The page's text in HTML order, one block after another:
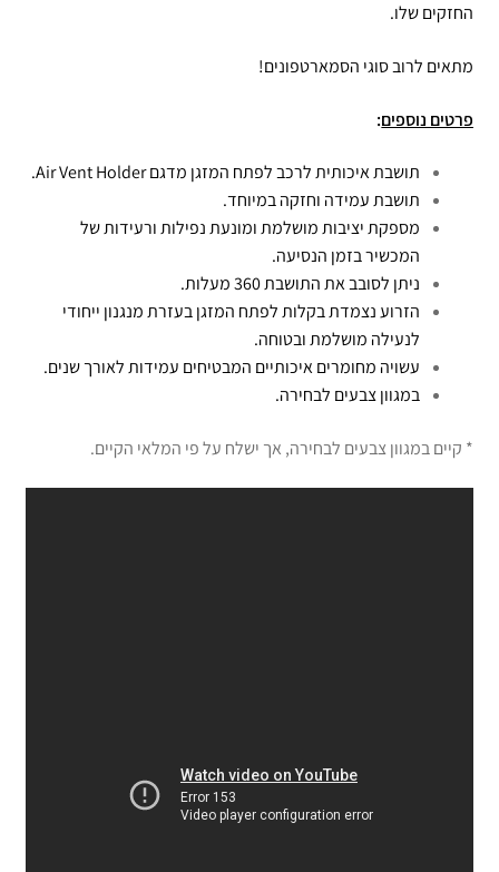
החזקים שלו.
מתאים לרוב סוגי הסמארטפונים!
פרטים נוספים:
תושבת איכותית לרכב לפתח המזגן מדגם Air Vent Holder.
תושבת עמידה וחזקה במיוחד.
מספקת יציבות מושלמת ומונעת נפילות ורעידות של
המכשיר בזמן הנסיעה.
ניתן לסובב את התושבת 360 מעלות.
הזרוע נצמדת בקלות לפתח המזגן בעזרת מנגנון ייחודי
לנעילה מושלמת ובטוחה.
עשויה מחומרים איכותיים המבטיחים עמידות לאורך שנים.
במגוון צבעים לבחירה.
* קיים במגוון צבעים לבחירה, אך ישלח על פי המלאי הקיים.